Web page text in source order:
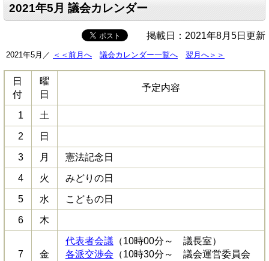
2021年5月 議会カレンダー
掲載日：2021年8月5日更新
2021年5月／ ＜＜前月へ 議会カレンダー一覧へ 翌月へ＞＞
日
付
曜
日
予定内容
1 土
2 日
3 月 憲法記念日
4 火 みどりの日
5 水 こどもの日
6 木
7 金
代表者会議 （10時00分～ 議長室）
各派交渉会 （10時30分～ 議会運営委員会